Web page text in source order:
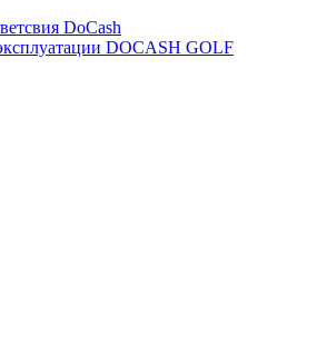
DoCash
DOCASH GOLF